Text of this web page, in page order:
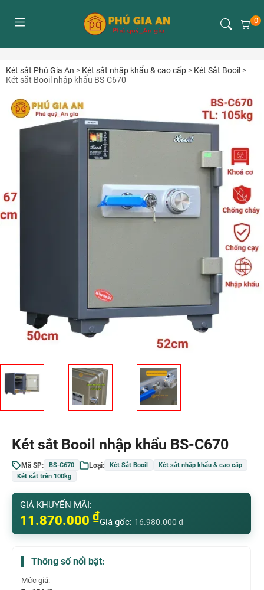
0
Két sắt Phú Gia An > Két sắt nhập khẩu & cao cấp > Két Sắt Booil >
Két sắt Booil nhập khẩu BS-C670
Két sắt Booil nhập khẩu BS-C670
Mã SP: BS-C670 Loại: Két Sắt Booil
Két sắt nhập khẩu & cao cấp
Két sắt trên 100kg
GIÁ KHUYẾN MÃI:
11.870.000 ₫Giá gốc: 16.980.000₫
Thông số nổi bật:
Mức giá: